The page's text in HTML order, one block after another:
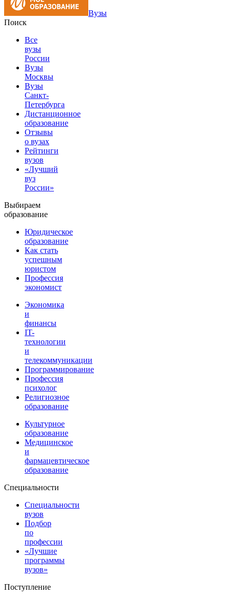
Вузы
Поиск
Все
вузы
России
Вузы
Москвы
Вузы
Санкт-
Петербурга
Дистанционное
образование
Отзывы
о вузах
Рейтинги
вузов
«Лучший
вуз
России»
Выбираем
образование
Юридическое
образование
Как стать
успешным
юристом
Профессия
экономист
Экономика
и
финансы
IT-
технологии
и
телекоммуникации
Программирование
Профессия
психолог
Религиозное
образование
Культурное
образование
Медицинское
и
фармацевтическое
образование
Специальности
Специальности
вузов
Подбор
по
профессии
«Лучшие
программы
вузов»
Поступление